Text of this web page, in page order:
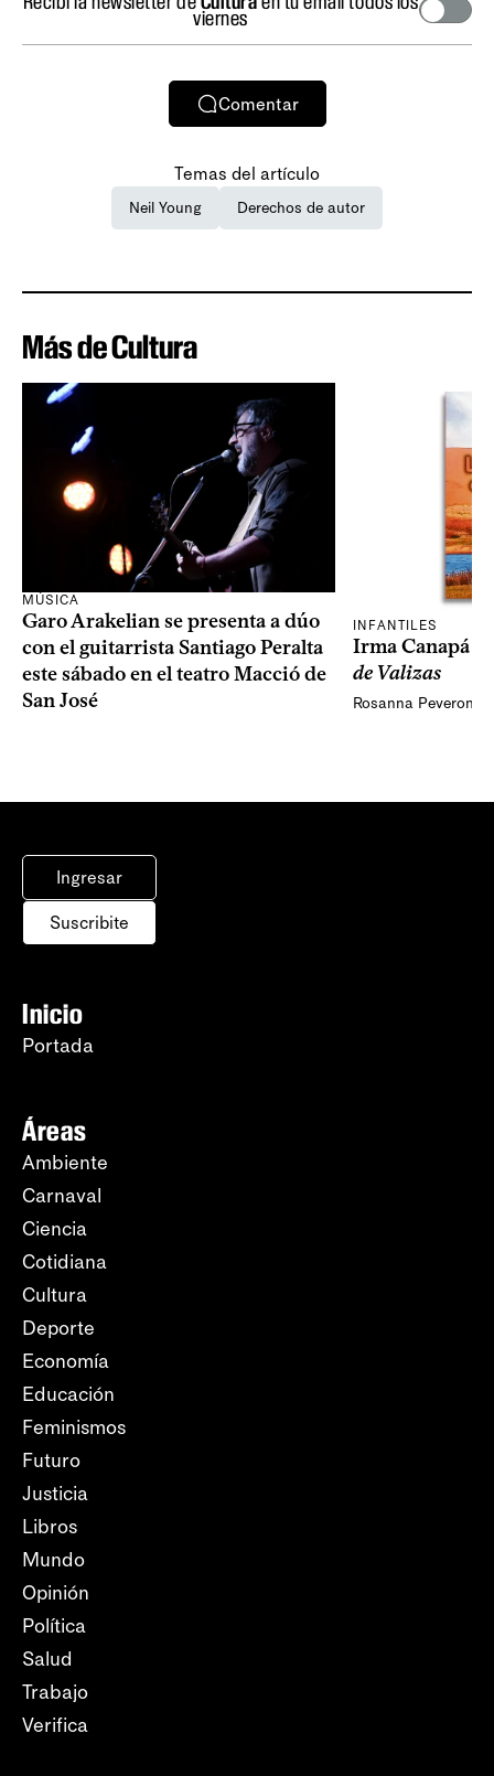
viernes
Comentar
Temas del artículo
Neil Young Derechos de autor
Más de Cultura
MÚSICA
Garo Arakelian se presenta a dúo
con el guitarrista Santiago Peralta
este sábado en el teatro Macció de
San José
INFANTILES
Irma Canapá
de Valizas
Rosanna Peveroni
Ingresar
Suscribite
Inicio
Portada
Áreas
Ambiente
Carnaval
Ciencia
Cotidiana
Cultura
Deporte
Economía
Educación
Feminismos
Futuro
Justicia
Libros
Mundo
Opinión
Política
Salud
Trabajo
Verifica